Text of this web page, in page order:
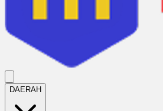
DAERAH